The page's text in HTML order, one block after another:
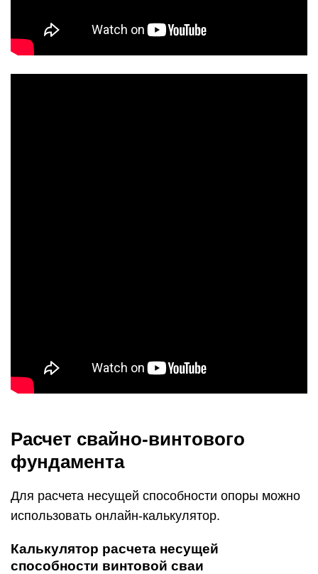
Расчет свайно-винтового
фундамента
Для расчета несущей способности опоры можно
использовать онлайн-калькулятор.
Калькулятор расчета несущей
способности винтовой сваи